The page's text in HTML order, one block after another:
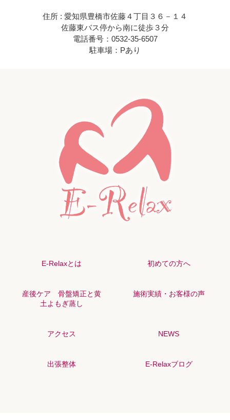
住所 : 愛知県豊橋市佐藤４丁目３６－１４
佐藤東バス停から南に徒歩３分
電話番号：0532-35-6507
駐車場：Pあり
E-Relaxとは 初めての方へ
産後ケア 骨盤矯正と黄
土よもぎ蒸し
施術実績・お客様の声
アクセス NEWS
出張整体 E-Relaxブログ